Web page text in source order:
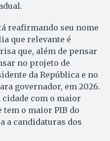
reafirmando seu nome
que relevante é
que, além de pensar
no projeto de
da República e no
governador, em 2026.
com o maior
tem o maior PIB do
a candidaturas dos